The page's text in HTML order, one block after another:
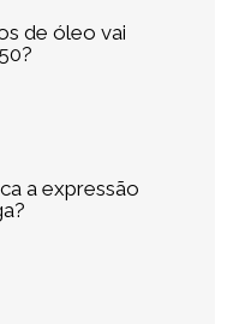
de óleo vai
a expressão